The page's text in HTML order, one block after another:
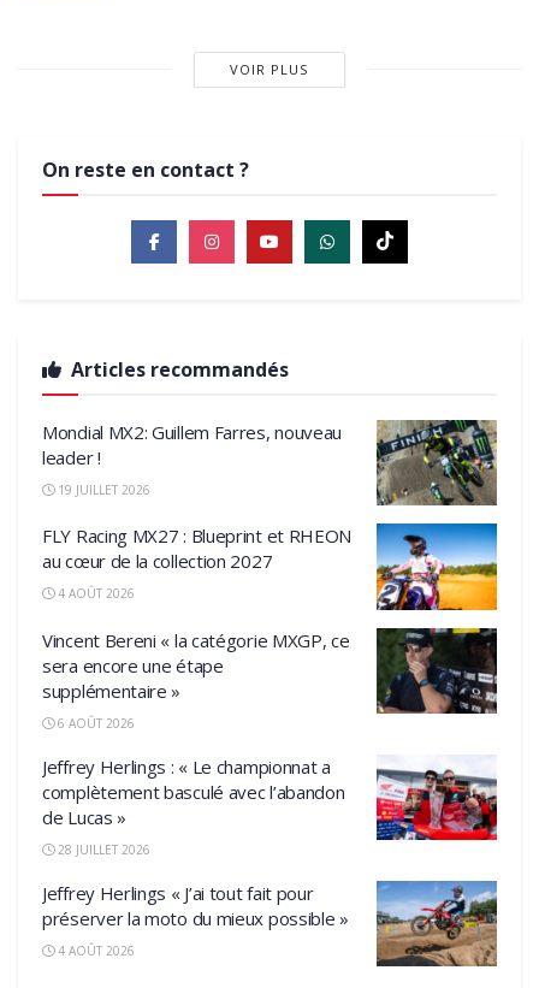
VOIR PLUS
On reste en contact ?
Articles recommandés
Mondial MX2: Guillem Farres, nouveau
leader !
19 JUILLET 2026
FLY Racing MX27 : Blueprint et RHEON
au cœur de la collection 2027
4 AOÛT 2026
Vincent Bereni « la catégorie MXGP, ce
sera encore une étape
supplémentaire »
6 AOÛT 2026
Jeffrey Herlings : « Le championnat a
complètement basculé avec l’abandon
de Lucas »
28 JUILLET 2026
Jeffrey Herlings « J’ai tout fait pour
préserver la moto du mieux possible »
4 AOÛT 2026